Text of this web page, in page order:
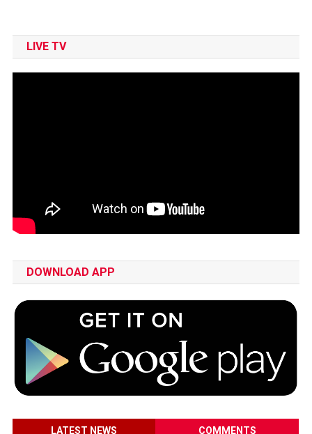
LIVE TV
DOWNLOAD APP
LATEST NEWS COMMENTS